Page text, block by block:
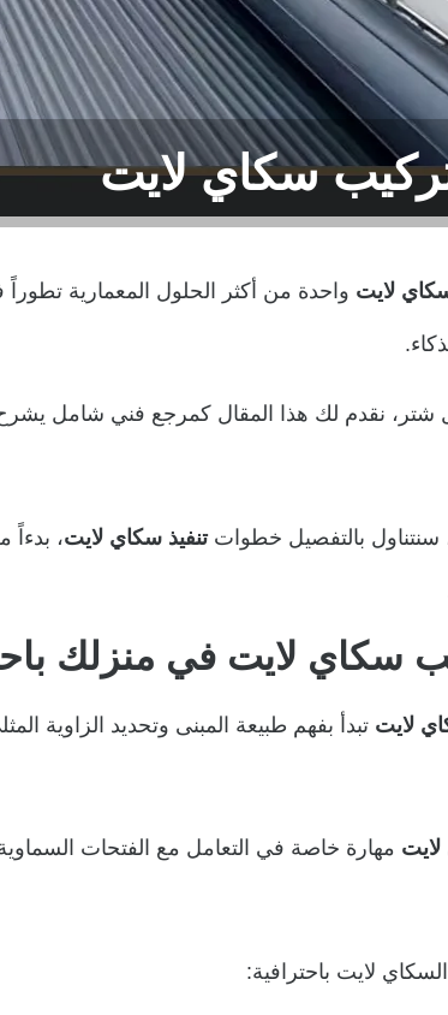
سكاي لايت
لايت واحدة من أكثر الحلول المعمارية
نقدم لك هذا المقال كمرجع فني شامل
سنتناول بالتفصيل خطواتتنفيذ سكاي لايت، بدءاً
سكاي لايت في منزلك
لايت تبدأ بفهم طبيعة المبنى وتحديد
مهارة خاصة في التعامل مع الفتحات
لايت باحترافية: